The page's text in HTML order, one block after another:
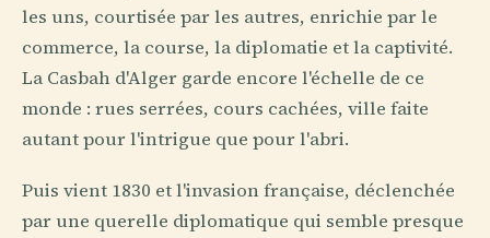
les uns, courtisée par les autres, enrichie par le
commerce, la course, la diplomatie et la captivité.
La Casbah d'Alger garde encore l'échelle de ce
monde : rues serrées, cours cachées, ville faite
autant pour l'intrigue que pour l'abri.
Puis vient 1830 et l'invasion française, déclenchée
par une querelle diplomatique qui semble presque